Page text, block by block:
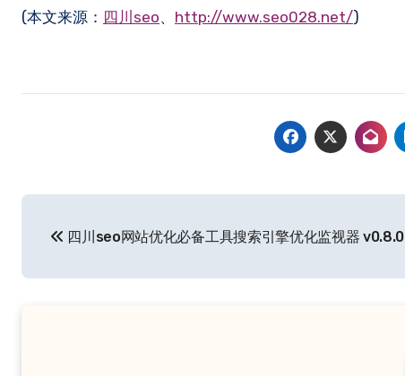
(本文来源： 四川seo、 http://www.seo028.net/)
导
四川seo网站优化必备工具搜索引擎优化监视器 v0.8.0